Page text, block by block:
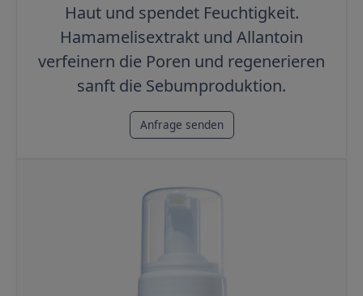
Haut und spendet Feuchtigkeit.
Hamamelisextrakt und Allantoin
verfeinern die Poren und regenerieren
sanft die Sebumproduktion.
Anfrage senden